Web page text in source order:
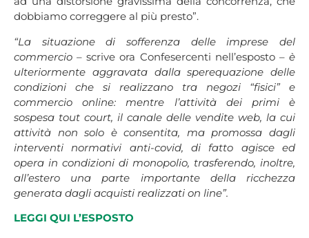
dobbiamo correggere al più presto”.
“La situazione di sofferenza delle imprese del
commercio– scrive ora Confesercenti nell’esposto –è
ulteriormente aggravata dalla sperequazione delle
condizioni che si realizzano tra negozi “fisici” e
commercio online: mentre l’attività dei primi è
sospesa tout court, il canale delle vendite web, la cui
attività non solo è consentita, ma promossa dagli
interventi normativi anti-covid, di fatto agisce ed
opera in condizioni di monopolio, trasferendo, inoltre,
all’estero una parte importante della ricchezza
generata dagli acquisti realizzati on line”.
LEGGI QUI L’ESPOSTO